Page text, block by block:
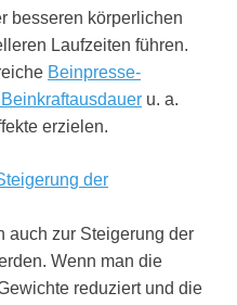
besseren körperlichen
Laufzeiten führen.
Beinpresse-
u. a.
erzielen.
der
auch zur Steigerung der
Wenn man die
reduziert und die